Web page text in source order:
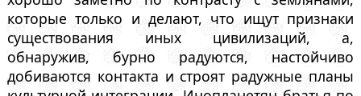
которые только и делают, что ищут признаки
существования иных цивилизаций, а,
обнаружив, бурно радуются, настойчиво
добиваются контакта и строят радужные планы